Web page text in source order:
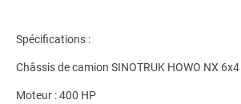
Spécifications :
Châssis de camion SINOTRUK HOWO NX 6x4
Moteur : 400 HP